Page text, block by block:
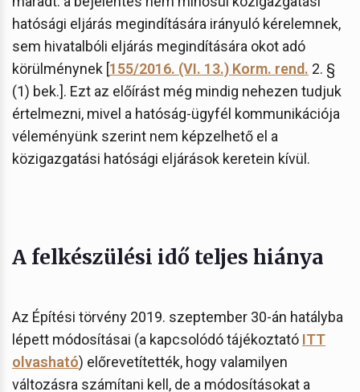
hatósági eljárás megindítására irányuló kérelemnek,
sem hivatalbóli eljárás megindítására okot adó
körülménynek [155/2016. (VI. 13.) Korm. rend. 2. §
(1) bek.]. Ezt az előírást még mindig nehezen tudjuk
értelmezni, mivel a hatóság-ügyfél kommunikációja
véleményünk szerint nem képzelhető el a
közigazgatási hatósági eljárások keretein kívül.
A felkészülési idő teljes hiánya
Az Építési törvény 2019. szeptember 30-án hatályba
lépett módosításai (a kapcsolódó tájékoztató ITT
olvasható) előrevetítették, hogy valamilyen
változásra számítani kell, de a módosításokat a